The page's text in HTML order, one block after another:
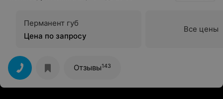
Перманент губ
Цена по запросу
Все цены
Отзывы143